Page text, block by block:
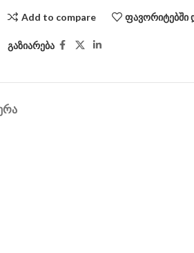
Add to compare ფავორიტებში
გაზიარება